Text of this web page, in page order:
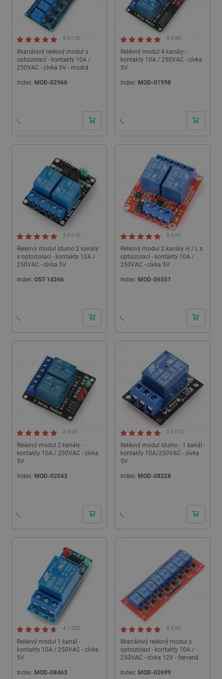
8kanálový reléový modul s
optoizolací - kontakty 10A /
250VAC - cívka 5V - modrá
5.0 (15)
Index: MOD-02966
Reléový modul 4 kanály -
kontakty 10A / 250VAC - cívka
5V
5.0 (8)
Index: MOD-01998
Reléový modul Iduino 2 kanály
s optoizolací - kontakty 10A /
250VAC - cívka 5V
5.0 (19)
Index: OST-14266
Reléový modul 2 kanály H / L s
optoizolací - kontakty 10A /
250VAC - cívka 5V
5.0 (9)
Index: MOD-06551
Reléový modul 2 kanály -
kontakty 10A / 250VAC - cívka
5V
5.0 (3)
Index: MOD-02043
Reléový modul Iduino - 1 kanál -
kontakty 10A/250VAC - cívka
5V
5.0 (13)
Index: MOD-08228
Reléový modul 1 kanál -
kontakty 10A / 250VAC - cívka
5V
4.7 (22)
Index: MOD-08463
8kanálový reléový modul s
optoizolací - kontakty 10A /
250VAC - cívka 12V - červená
5.0 (6)
Index: MOD-02699